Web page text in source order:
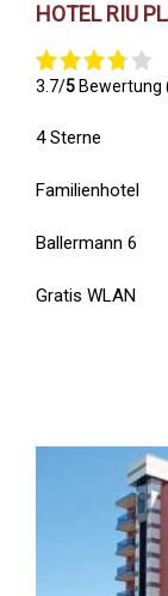
HOTEL RIU
3.7/5 Bewertung
4 Sterne
Familienhotel
Ballermann 6
Gratis WLAN